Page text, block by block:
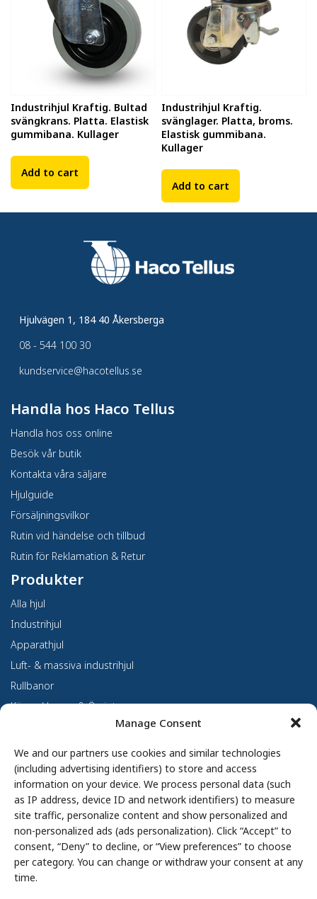
Manage Consent
We and our partners use cookies and similar technologies
(including advertising identifiers) to store and access
information on your device. We process personal data (such
as IP address, device ID and network identifiers) to measure
site traffic, personalize content and show personalized and
non-personalized ads (ads personalization). Click “Accept” to
consent, “Deny” to decline, or “View preferences” to choose
per category. You can change or withdraw your consent at any
time.
Industrihjul Kraftig. Bultad
svängkrans. Platta. Elastisk
gummibana. Kullager
Add to cart
Industrihjul Kraftig.
svänglager. Platta, broms.
Elastisk gummibana.
Kullager
Add to cart
Hjulvägen 1, 184 40 Åkersberga
08 - 544 100 30
kundservice@hacotellus.se
Handla hos Haco Tellus
Handla hos oss online
Besök vår butik
Kontakta våra säljare
Hjulguide
Försäljningsvilkor
Rutin vid händelse och tillbud
Rutin för Reklamation & Retur
Produkter
Alla hjul
Industrihjul
Apparathjul
Luft- & massiva industrihjul
Rullbanor
Kärror, Vagnar & Övrigt
Om oss
Om Haco Tellus
Vår verksamhet
Vår historia
Branscher
Hållbarhet
Integritetspolicy